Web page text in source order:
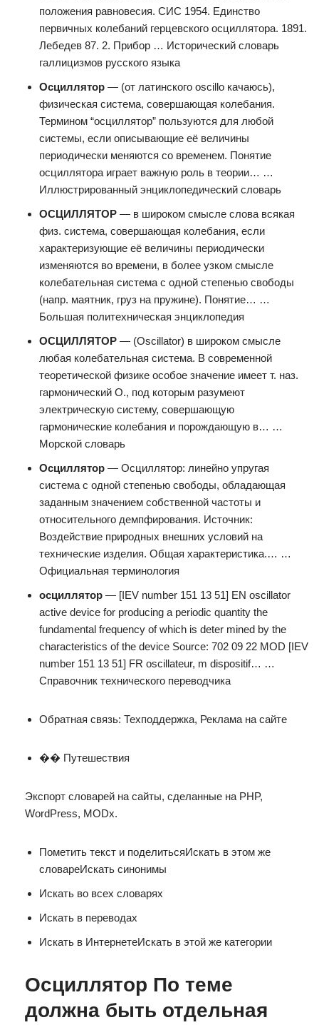
положения равновесия. СИС 1954. Единство
первичных колебаний герцевского осциллятора. 1891.
Лебедев 87. 2. Прибор … Исторический словарь
галлицизмов русского языка
Осциллятор — (от латинского oscillo качаюсь),
физическая система, совершающая колебания.
Термином “осциллятор” пользуются для любой
системы, если описывающие её величины
периодически меняются со временем. Понятие
осциллятора играет важную роль в теории… …
Иллюстрированный энциклопедический словарь
ОСЦИЛЛЯТОР — в широком смысле слова всякая
физ. система, совершающая колебания, если
характеризующие её величины периодически
изменяются во времени, в более узком смысле
колебательная система с одной степенью свободы
(напр. маятник, груз на пружине). Понятие… …
Большая политехническая энциклопедия
ОСЦИЛЛЯТОР — (Oscillator) в широком смысле
любая колебательная система. В современной
теоретической физике особое значение имеет т. наз.
гармонический О., под которым разумеют
электрическую систему, совершающую
гармонические колебания и порождающую в… …
Морской словарь
Осциллятор — Осциллятор: линейно упругая
система с одной степенью свободы, обладающая
заданным значением собственной частоты и
относительного демпфирования. Источник:
Воздействие природных внешних условий на
технические изделия. Общая характеристика.… …
Официальная терминология
осциллятор — [IEV number 151 13 51] EN oscillator
active device for producing a periodic quantity the
fundamental frequency of which is deter mined by the
characteristics of the device Source: 702 09 22 MOD [IEV
number 151 13 51] FR oscillateur, m dispositif… …
Справочник технического переводчика
Обратная связь: Техподдержка, Реклама на сайте
�� Путешествия
Экспорт словарей на сайты, сделанные на PHP,
WordPress, MODx.
Пометить текст и поделитьсяИскать в этом же
словареИскать синонимы
Искать во всех словарях
Искать в переводах
Искать в ИнтернетеИскать в этой же категории
Осциллятор По теме
должна быть отдельная